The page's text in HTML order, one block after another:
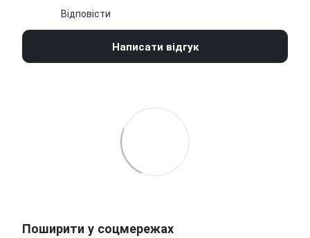
Відповісти
Написати відгук
Поширити у соцмережах